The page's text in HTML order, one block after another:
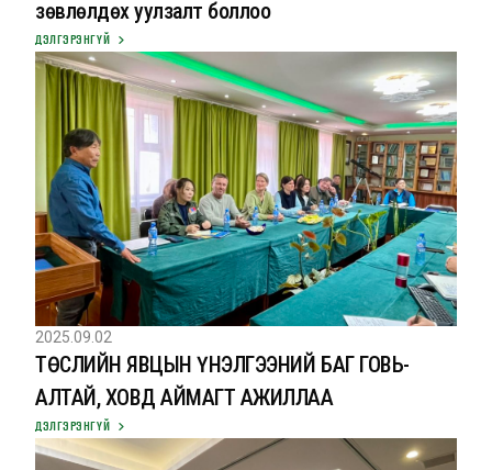
зөвлөлдөх уулзалт боллоо
ДЭЛГЭРЭНГҮЙ
2025.09.02
ТӨСЛИЙН ЯВЦЫН ҮНЭЛГЭЭНИЙ БАГ ГОВЬ-
АЛТАЙ, ХОВД АЙМАГТ АЖИЛЛАА
ДЭЛГЭРЭНГҮЙ